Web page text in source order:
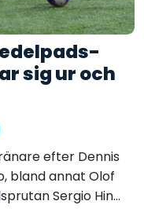
sig ur och
efter Dennis
bland annat Olof
Sergio Hin...